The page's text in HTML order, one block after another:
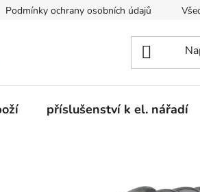
Podmínky ochrany osobních údajů
příslušenství k el. nářadí